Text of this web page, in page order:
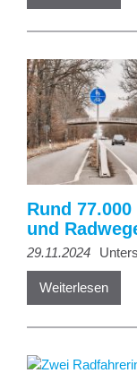
Rund
und
29.11.2024
Weiterlesen